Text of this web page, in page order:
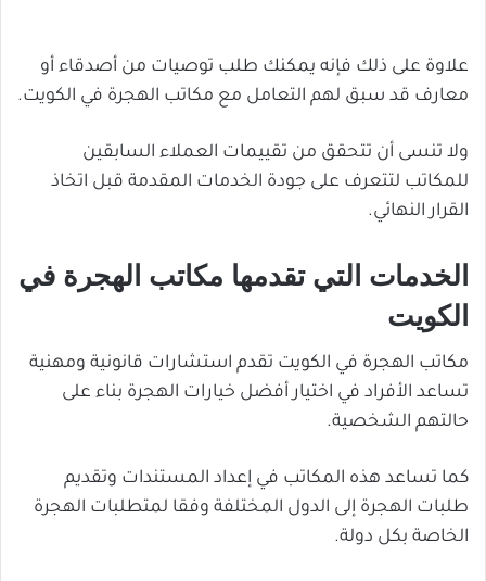
علاوة على ذلك فإنه يمكنك طلب توصيات من أصدقاء أو
معارف قد سبق لهم التعامل مع مكاتب الهجرة في الكويت.
ولا تنسى أن تتحقق من تقييمات العملاء السابقين
للمكاتب لتتعرف على جودة الخدمات المقدمة قبل اتخاذ
القرار النهائي.
الخدمات التي تقدمها مكاتب الهجرة في
الكويت
مكاتب الهجرة في الكويت تقدم استشارات قانونية ومهنية
تساعد الأفراد في اختيار أفضل خيارات الهجرة بناء على
حالتهم الشخصية.
كما تساعد هذه المكاتب في إعداد المستندات وتقديم
طلبات الهجرة إلى الدول المختلفة وفقا لمتطلبات الهجرة
الخاصة بكل دولة.